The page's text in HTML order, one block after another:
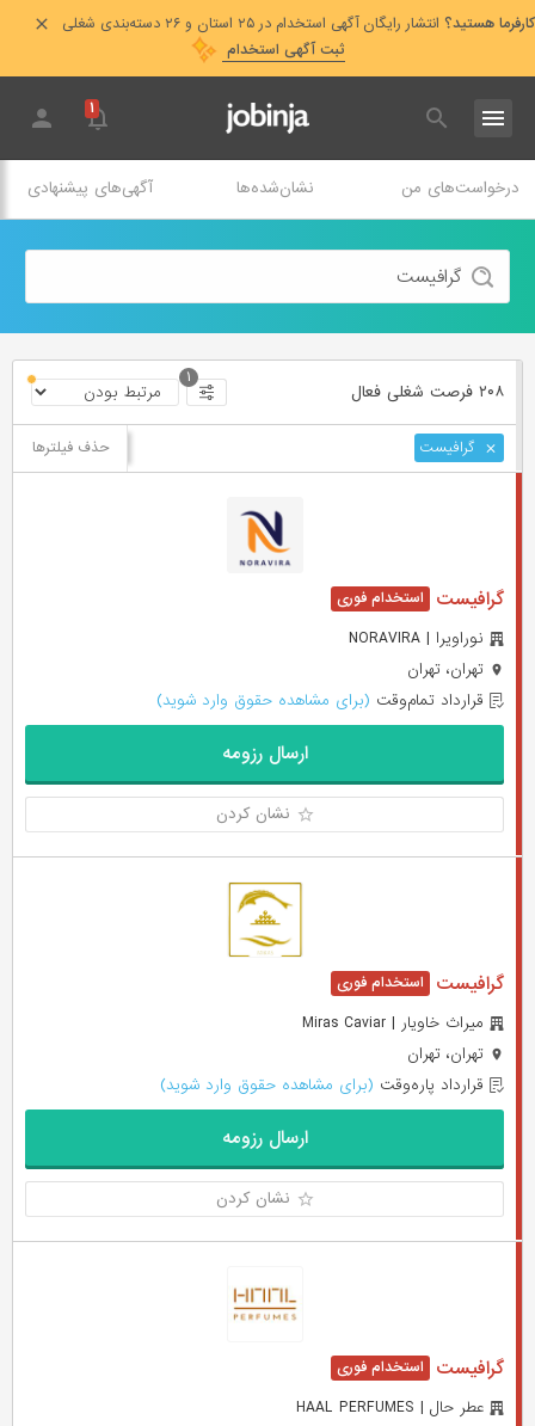
کارفرما هستید؟ انتشار رایگان آگهی استخدام در ۲۵ استان و ۲۶ دسته‌بندی شغلی
ثبت آگهی استخدام
۱
درخواست‌های من نشان‌شده‌ها آگهی‌های پیشنهادی
۲۰۸ فرصت ‌شغلی فعال
۱
گرافیست حذف فیلترها
گرافیست
نوراویرا | NORAVIRA
تهران، تهران
قرارداد تمام‌وقت (برای مشاهده حقوق وارد شوید)
ارسال رزومه
نشان کردن
گرافیست
میراث خاویار | Miras Caviar
تهران، تهران
قرارداد پاره‌وقت (برای مشاهده حقوق وارد شوید)
ارسال رزومه
نشان کردن
گرافیست
عطر حال | HAAL PERFUMES